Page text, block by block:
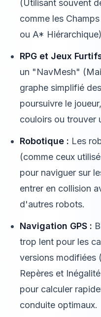
(Utilisant souvent
comme les
ou A*
RPG et Jeux
un "NavMesh"
graphe simplifié
poursuivre le
couloirs ou trouver
Robotique : Les
(comme ceux
pour naviguer sur
entrer en collision
d'autres robots.
Navigation GPS :
trop lent pour les
versions modifiées
Repères et
pour calculer
conduite optimaux.